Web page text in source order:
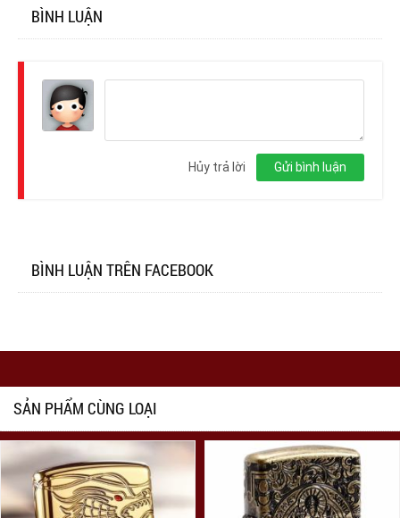
BÌNH LUẬN
Gửi bình luận
Hủy trả lời
BÌNH LUẬN TRÊN FACEBOOK
SẢN PHẨM CÙNG LOẠI